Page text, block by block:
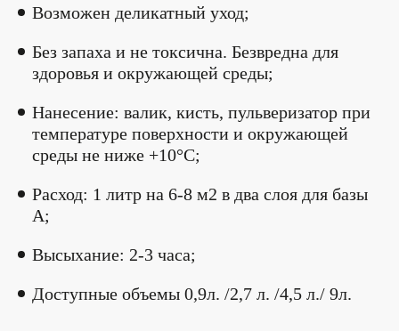
Возможен деликатный уход;
Без запаха и не токсична. Безвредна для
здоровья и окружающей среды;
Нанесение: валик, кисть, пульверизатор при
температуре поверхности и окружающей
среды не ниже +10°С;
Расход: 1 литр на 6-8 м2 в два слоя для базы
А;
Высыхание: 2-3 часа;
Доступные объемы 0,9л. /2,7 л. /4,5 л./ 9л.